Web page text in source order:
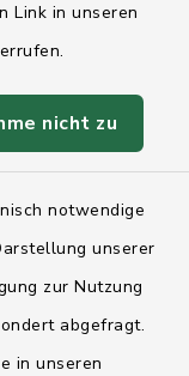
Link in unseren
nicht zu
notwendige
unserer
zur Nutzung
abgefragt.
in unseren
der
-
der